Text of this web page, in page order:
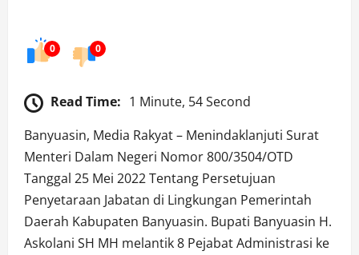
0 0
Read Time: 1 Minute, 54 Second
Banyuasin, Media Rakyat – Menindaklanjuti Surat
Menteri Dalam Negeri Nomor 800/3504/OTD
Tanggal 25 Mei 2022 Tentang Persetujuan
Penyetaraan Jabatan di Lingkungan Pemerintah
Daerah Kabupaten Banyuasin. Bupati Banyuasin H.
Askolani SH MH melantik 8 Pejabat Administrasi ke